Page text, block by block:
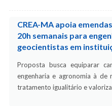
CREA-MA apoia
20h semanais para
geocientistas em
Proposta busca equiparar
engenharia e agronomia à de
tratamento igualitário e